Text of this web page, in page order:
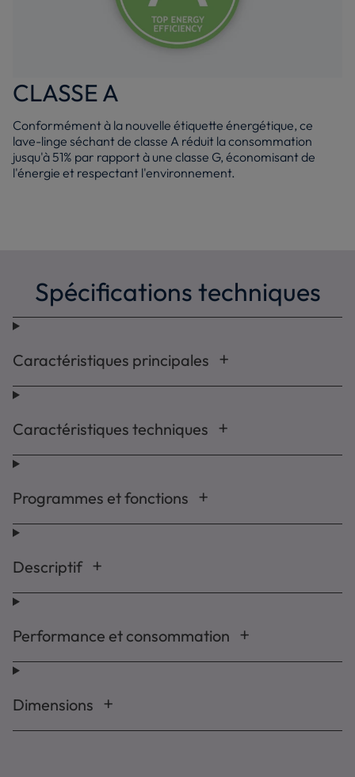
CLASSE A
Conformément à la nouvelle étiquette énergétique, ce
lave-linge séchant de classe A réduit la consommation
jusqu'à 51% par rapport à une classe G, économisant de
l'énergie et respectant l'environnement.
Spécifications techniques
Caractéristiques principales
Caractéristiques techniques
Programmes et fonctions
Descriptif
Performance et consommation
Dimensions